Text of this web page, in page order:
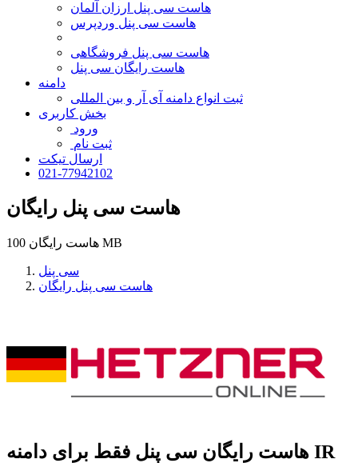
هاست سی پنل ارزان آلمان
هاست سی پنل وردپرس
هاست سی پنل فروشگاهی
هاست رایگان سی پنل
دامنه
ثبت انواع دامنه آی آر و بین المللی
بخش کاربری
ورود
ثبت نام
ارسال تیکت
021-77942102
هاست سی پنل رایگان
هاست رایگان 100 MB
سی پنل
هاست سی پنل رایگان
هاست رایگان سی پنل فقط برای دامنه IR